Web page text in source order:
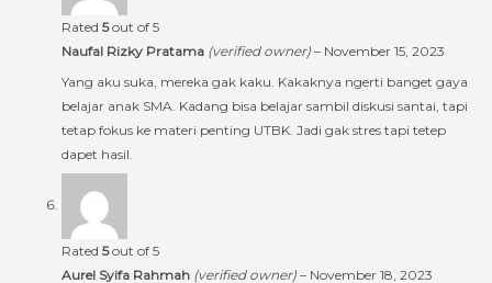
Rated 5out of 5
Naufal Rizky Pratama (verified owner) – November 15, 2023
Yang aku suka, mereka gak kaku. Kakaknya ngerti banget gaya
belajar anak SMA. Kadang bisa belajar sambil diskusi santai, tapi
tetap fokus ke materi penting UTBK. Jadi gak stres tapi tetep
dapet hasil.
Rated 5out of 5
Aurel Syifa Rahmah (verified owner) – November 18, 2023